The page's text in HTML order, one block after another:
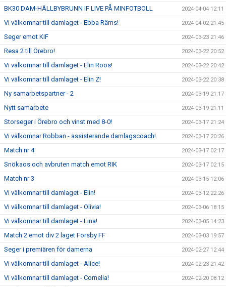
BK30 DAM-HÄLLBYBRUNN IF LIVE PÅ MINFOTBOLL 2024-04-04 12:11
Vi välkomnar till damlaget - Ebba Räms! 2024-04-02 21:45
Seger emot KIF 2024-03-23 21:46
Resa 2 till Örebro! 2024-03-22 20:52
Vi välkomnar till damlaget - Elin Roos! 2024-03-22 20:42
Vi välkomnar till damlaget - Elin Z! 2024-03-22 20:38
Ny samarbetspartner - 2 2024-03-19 21:17
Nytt samarbete 2024-03-19 21:11
Storseger i Örebro och vinst med 8-0! 2024-03-17 21:24
Vi välkomnar Robban - assisterande damlagscoach! 2024-03-17 20:26
Match nr 4 2024-03-17 02:17
Snökaos och avbruten match emot RIK 2024-03-17 02:15
Match nr 3 2024-03-15 12:06
Vi välkomnar till damlaget - Elin! 2024-03-12 22:26
Vi välkomnar till damlaget - Olivia! 2024-03-06 18:15
Vi välkomnar till damlaget - Lina! 2024-03-05 14:23
Match 2 emot div 2 laget Forsby FF 2024-03-03 19:57
Seger i premiären för damerna 2024-02-27 12:44
Vi välkomnar till damlaget - Alice! 2024-02-23 21:42
Vi välkomnar till damlaget - Cornelia! 2024-02-20 08:12